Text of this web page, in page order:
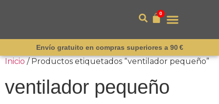
0
Envío gratuito en compras superiores a 90 €
Inicio/ Productos etiquetados “ventilador pequeño”
ventilador pequeño